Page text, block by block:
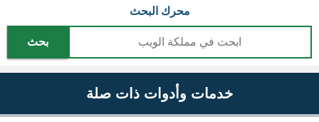
محرك البحث
بحث
خدمات وأدوات ذات صلة